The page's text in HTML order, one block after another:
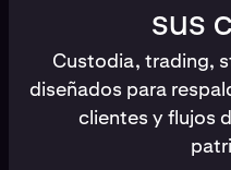
sus
Custodia, trading,
diseñados para
clientes y flujos